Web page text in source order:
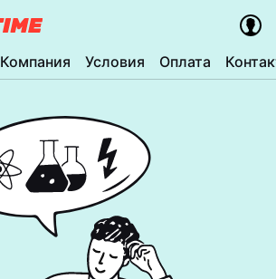
Компания Условия Оплата